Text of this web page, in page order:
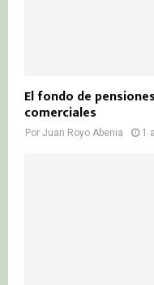
El fondo de
comerciales
Por Juan Royo Abenia 1